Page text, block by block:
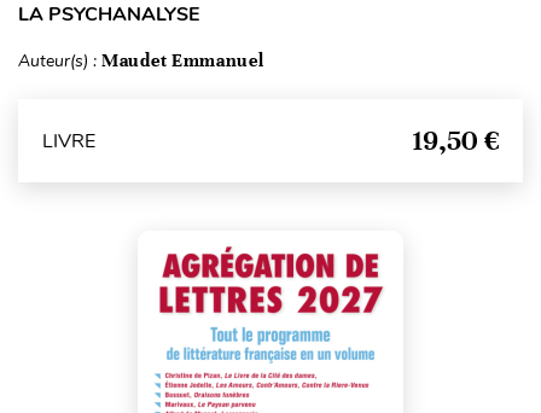
LA PSYCHANALYSE
Auteur(s) : Maudet Emmanuel
LIVRE 19,50 €